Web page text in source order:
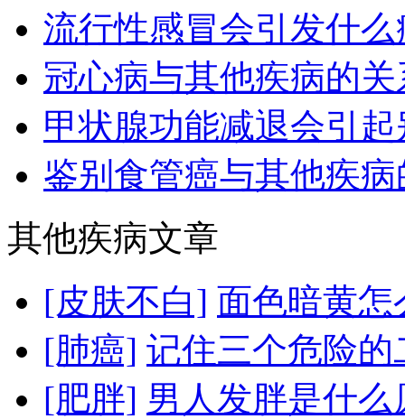
流行性感冒会引发什么
冠心病与其他疾病的关
甲状腺功能减退会引
鉴别食管癌与其他疾
其他疾病文章
[皮肤不白] 面色暗黄怎
[肺癌] 记住三个危险的
[肥胖] 男人发胖是什么